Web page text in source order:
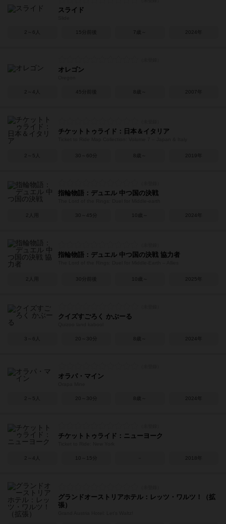
スライド
2～6人 15分前後 7歳～ 2024年
オレゴン
2～4人 45分前後 8歳～ 2007年
チケットトゥライド：日本＆イタリア
2～5人 30～60分 8歳～ 2019年
指輪物語：デュエル 中つ国の決戦
2人用 30～45分 10歳～ 2024年
指輪物語：デュエル 中つ国の決戦 協力者
2人用 30分前後 10歳～ 2025年
クイズすごろく かぶーる
3～6人 20～30分 8歳～ 2024年
オラパ・マイン
2～5人 20～30分 8歳～ 2024年
チケットトゥライド：ニューヨーク
2～4人 10～15分 2018年
グランドオーストリアホテル：レッツ・ワルツ！（拡
張）